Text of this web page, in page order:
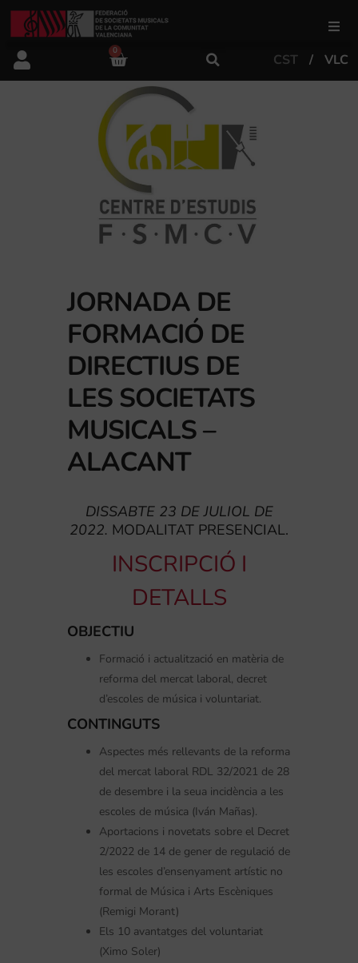
FSMCV
Àrea de gestió
Àrea educativa
Àrea Artística
0
CST VLC
JORNADA DE
FORMACIÓ DE
DIRECTIUS DE
LES SOCIETATS
MUSICALS –
ALACANT
DISSABTE 23 DE JULIOL DE
2022. MODALITAT PRESENCIAL.
INSCRIPCIÓ I
DETALLS
OBJECTIU
Formació i actualització en matèria de
reforma del mercat laboral, decret
d’escoles de música i voluntariat.
CONTINGUTS
Aspectes més rellevants de la reforma
del mercat laboral RDL 32/2021 de 28
de desembre i la seua incidència a les
escoles de música (Iván Mañas).
Aportacions i novetats sobre el Decret
2/2022 de 14 de gener de regulació de
les escoles d’ensenyament artístic no
formal de Música i Arts Escèniques
(Remigi Morant)
Els 10 avantatges del voluntariat
(Ximo Soler)